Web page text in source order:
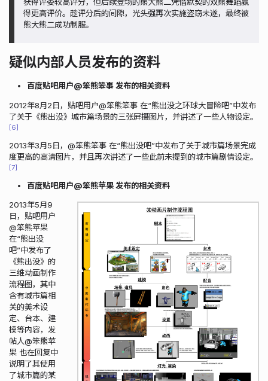
得更高评价。趁评分后的间隙，光头强再次实施盗窃未遂，最终被
熊大熊二成功制服。
疑似内部人员发布的资料
百度贴吧用户@笨熊笨事 发布的相关资料
2012年8月2日，贴吧用户@笨熊笨事 在“熊出没之环球大冒险吧”中发布
了关于《熊出没》城市篇场景的三张屏摄图片，并讲述了一些人物设定。
6
2013年3月5日，@笨熊笨事 在“熊出没吧”中发布了关于城市篇场景完成
度更高的高清图片，并且再次讲述了一些此前未提到的城市篇剧情设定。
7
百度贴吧用户@笨熊苹果 发布的相关资料
2013年5月9
日，贴吧用户
@笨熊苹果
在“熊出没
吧”中发布了
《熊出没》的
三维动画制作
流程图，其中
含有城市篇相
关的美术设
定、台本、建
模等内容，发
帖人@笨熊苹
果 也在回复中
说明了其使用
了城市篇的某